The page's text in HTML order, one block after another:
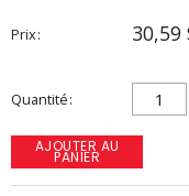
Prix 30,59
Quantité
AJOUTER AU
PANIER